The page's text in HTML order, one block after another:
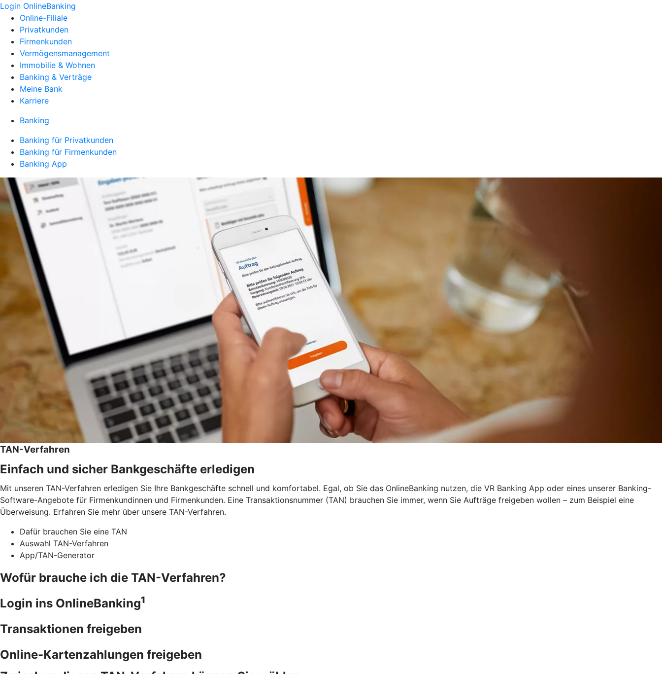
Login OnlineBanking
Online-Filiale
Privatkunden
Firmenkunden
Vermögensmanagement
Immobilie & Wohnen
Banking & Verträge
Meine Bank
Karriere
Banking
Banking für Privatkunden
Banking für Firmenkunden
Banking App
TAN-Verfahren
Einfach und sicher Bankgeschäfte erledigen
Mit unseren TAN-Verfahren erledigen Sie Ihre Bankgeschäfte schnell und komfortabel. Egal, ob Sie das OnlineBanking nutzen, die VR Banking App oder eines unserer Banking-
Software-Angebote für Firmenkundinnen und Firmenkunden. Eine Transaktionsnummer (TAN) brauchen Sie immer, wenn Sie Aufträge freigeben wollen – zum Beispiel eine
Überweisung. Erfahren Sie mehr über unsere TAN-Verfahren.
Dafür brauchen Sie eine TAN
Auswahl TAN-Verfahren
App/TAN-Generator
Wofür brauche ich die TAN-Verfahren?
Login ins OnlineBanking1
Transaktionen freigeben
Online-Kartenzahlungen freigeben